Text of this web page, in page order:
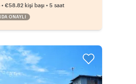
• €58.82 kişi başı• 5 saat
ONAYLI